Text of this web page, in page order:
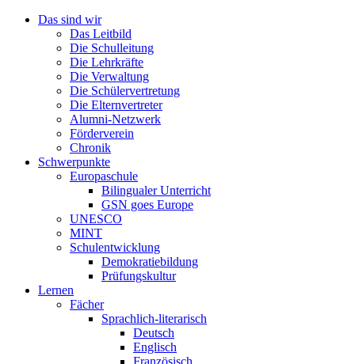
Das sind wir
Das Leitbild
Die Schulleitung
Die Lehrkräfte
Die Verwaltung
Die Schülervertretung
Die Elternvertreter
Alumni-Netzwerk
Förderverein
Chronik
Schwerpunkte
Europaschule
Bilingualer Unterricht
GSN goes Europe
UNESCO
MINT
Schulentwicklung
Demokratiebildung
Prüfungskultur
Lernen
Fächer
Sprachlich-literarisch
Deutsch
Englisch
Französisch